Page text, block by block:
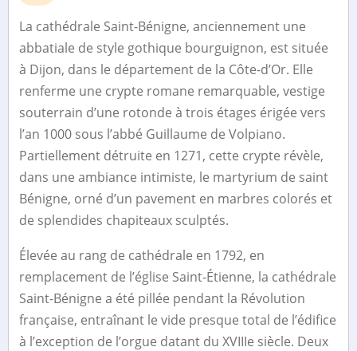
La cathédrale Saint-Bénigne, anciennement une
abbatiale de style gothique bourguignon, est située
à Dijon, dans le département de la Côte-d’Or. Elle
renferme une crypte romane remarquable, vestige
souterrain d’une rotonde à trois étages érigée vers
l’an 1000 sous l’abbé Guillaume de Volpiano.
Partiellement détruite en 1271, cette crypte révèle,
dans une ambiance intimiste, le martyrium de saint
Bénigne, orné d’un pavement en marbres colorés et
de splendides chapiteaux sculptés.
Élevée au rang de cathédrale en 1792, en
remplacement de l’église Saint-Étienne, la cathédrale
Saint-Bénigne a été pillée pendant la Révolution
française, entraînant le vide presque total de l’édifice
à l’exception de l’orgue datant du XVIIIe siècle. Deux